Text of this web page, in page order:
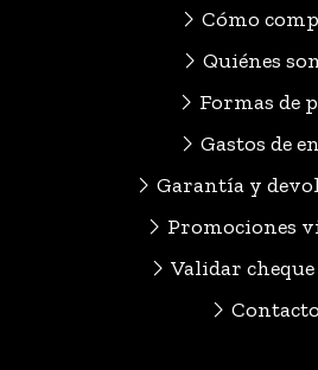
Cómo
Quiénes
Formas de
Gastos de
Garantía y
Promociones
Validar
Contacto